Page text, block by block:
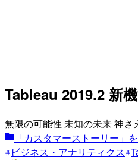
Tableau 2019.2 新
無限の可能性 未知の未来 神さ
「カスタマーストーリー」
ビジネス・アナリティクス